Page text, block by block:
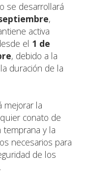
se desarrollará
,
activa
el 1 de
, debido a la
duración de la
mejorar la
conato de
temprana y la
necesarios para
de los